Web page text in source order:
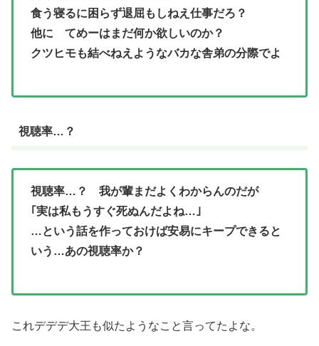
食う寝るに困らず退屈もしねえ仕事だろ？
他に てめーはまだ何か欲しいのか？
クツヒモも結べねえようなバカな舎弟の分際でよ
視聴率…？
視聴率…？ 我が輩まだよくわからんのだが
｢実は私もうすぐ死ぬんだよね…｣
…という話を作っておけば安易にキープできると
いう…あの視聴率か？
これデデデ大王も似たようなこと言ってたよな。